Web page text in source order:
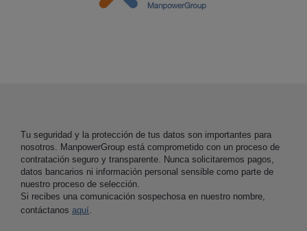
Tu seguridad y la protección de tus datos son importantes para
nosotros. ManpowerGroup está comprometido con un proceso de
contratación seguro y transparente. Nunca solicitaremos pagos,
datos bancarios ni información personal sensible como parte de
nuestro proceso de selección.
Si recibes una comunicación sospechosa en nuestro nombre,
contáctanos aquí.